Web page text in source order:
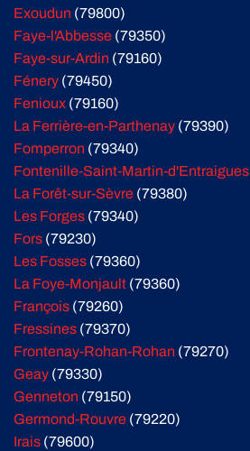
Exoudun (79800)
Faye-l'Abbesse (79350)
Faye-sur-Ardin (79160)
Fénery (79450)
Fenioux (79160)
La Ferrière-en-Parthenay (79390)
Fomperron (79340)
Fontenille-Saint-Martin-d'Entraigues
La Forêt-sur-Sèvre (79380)
Les Forges (79340)
Fors (79230)
Les Fosses (79360)
La Foye-Monjault (79360)
François (79260)
Fressines (79370)
Frontenay-Rohan-Rohan (79270)
Geay (79330)
Genneton (79150)
Germond-Rouvre (79220)
Irais (79600)